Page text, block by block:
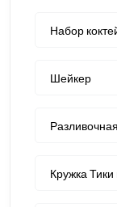
Набор
Шейкер
Кружка